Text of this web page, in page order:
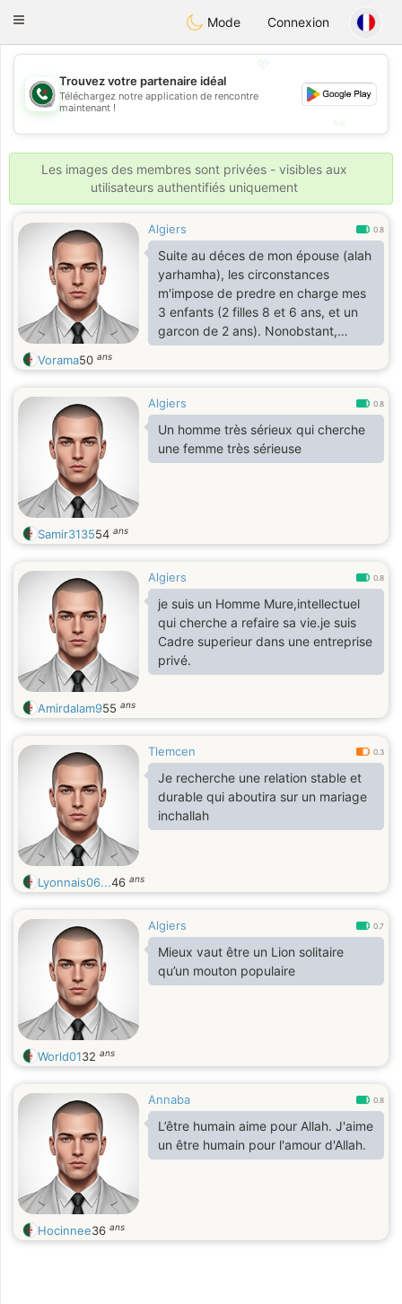
Weshrak
Toggle
Mode Connexion
💖
💕
Trouvez votre partenaire idéal
Téléchargez notre application de rencontre
maintenant !
Les images des membres sont privées - visibles aux
utilisateurs authentifiés uniquement
Algiers 0.8
Suite au déces de mon épouse (alah
yarhamha), les circonstances
m'impose de predre en charge mes
3 enfants (2 filles 8 et 6 ans, et un
garcon de 2 ans). Nonobstant,
l'horizon est totalement sombre or
l'éclairessisement jaillira
de dieu.
Vorama50 ans
Algiers 0.8
Un homme très sérieux qui cherche
une femme très sérieuse
Samir313554 ans
Algiers 0.8
je suis un Homme Mure,intellectuel
qui cherche a refaire sa vie.je suis
Cadre superieur dans une entreprise
privé.
Amirdalam955 ans
Tlemcen 0.3
Je recherche une relation stable et
durable qui aboutira sur un mariage
inchallah
Lyonnais06...46 ans
Algiers 0.7
Mieux vaut être un Lion solitaire
qu’un mouton populaire
World0132 ans
Annaba 0.8
L’être humain aime pour Allah. J'aime
un être humain pour l'amour d'Allah.
Hocinnee36 ans